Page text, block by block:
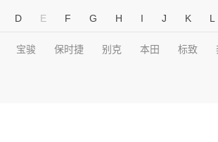
D E F G H I J K L
宝骏 保时捷 别克 本田 标致